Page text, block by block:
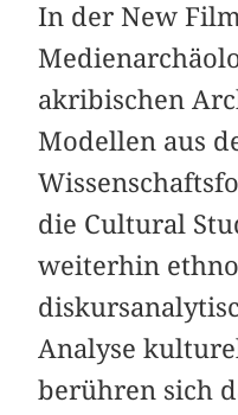
In der New
akribischen
Modellen aus
die Cultural
weiterhin
Analyse
berühren sich